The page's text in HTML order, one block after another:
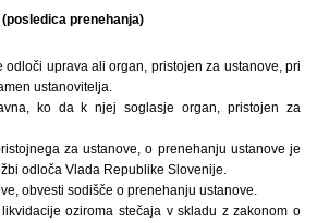
(posledica prenehanja)
odloči uprava ali organ, pristojen za ustanove, pri
ustanovitelja.
ko da k njej soglasje organ, pristojen za
za ustanove, o prenehanju ustanove je
odloča Vlada Republike Slovenije.
obvesti sodišče o prenehanju ustanove.
oziroma stečaja v skladu z zakonom o